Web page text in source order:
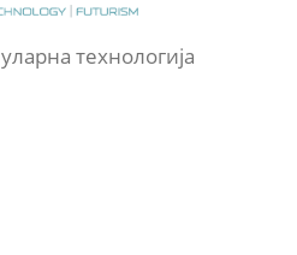
технологија